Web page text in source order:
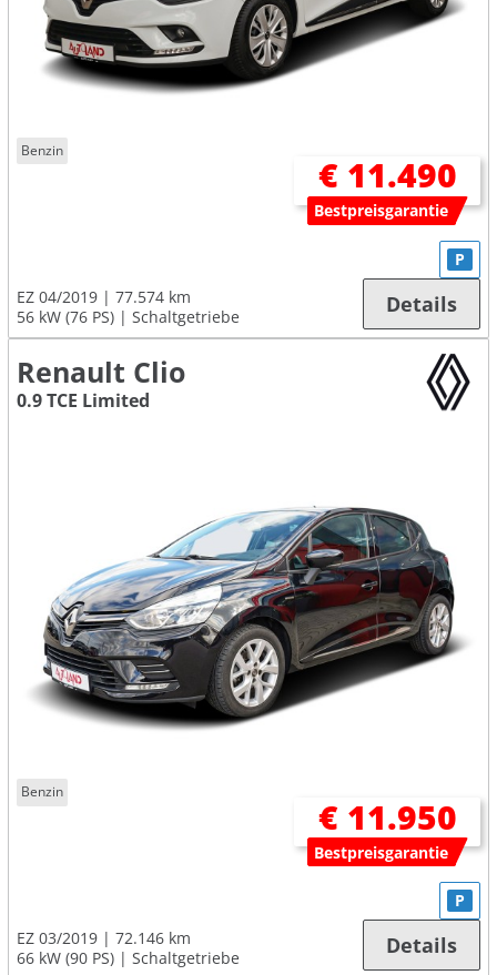
Benzin
€ 11.490
Bestpreisgarantie
EZ 04/2019
77.574 km
56 kW (76 PS)
Schaltgetriebe
P
Details
Renault Clio
0.9 TCE Limited
Benzin
€ 11.950
Bestpreisgarantie
EZ 03/2019
72.146 km
66 kW (90 PS)
Schaltgetriebe
P
Details